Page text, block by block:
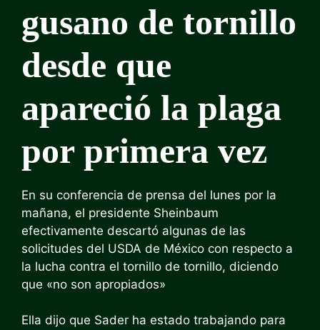
gusano de tornillo
desde que
apareció la plaga
por primera vez
En su conferencia de prensa del lunes por la
mañana, el presidente Sheinbaum
efectivamente descartó algunas de las
solicitudes del USDA de México con respecto a
la lucha contra el tornillo de tornillo, diciendo
que «no son apropiados»
Ella dijo que Sader ha estado trabajando para